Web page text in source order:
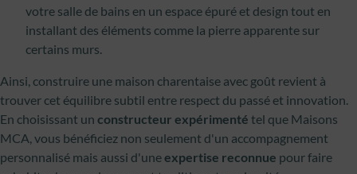
votre salle de bains en un espace épuré et design tout en
installant des éléments comme la pierre apparente sur
certains murs.
Ainsi, construire une maison charentaise avec goût revient à
trouver cet équilibre subtil entre respect du passé et innovation.
En choisissant un constructeur expérimenté tel que Maisons
MCA, vous bénéficiez non seulement d'un accompagnement
personnalisé mais aussi d'uneexpertise reconnue pour faire